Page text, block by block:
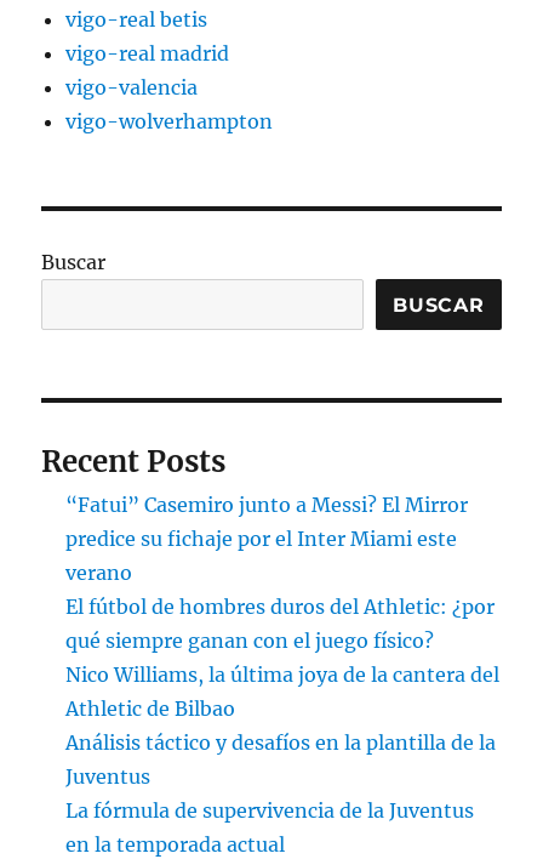
vigo-real betis
vigo-real madrid
vigo-valencia
vigo-wolverhampton
Buscar
BUSCAR
Recent Posts
“Fatui” Casemiro junto a Messi? El Mirror
predice su fichaje por el Inter Miami este
verano
El fútbol de hombres duros del Athletic: ¿por
qué siempre ganan con el juego físico?
Nico Williams, la última joya de la cantera del
Athletic de Bilbao
Análisis táctico y desafíos en la plantilla de la
Juventus
La fórmula de supervivencia de la Juventus
en la temporada actual